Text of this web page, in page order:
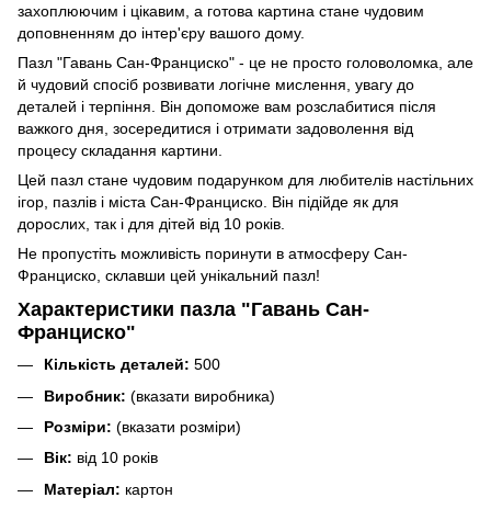
захоплюючим і цікавим, а готова картина стане чудовим
доповненням до інтер'єру вашого дому.
Пазл "Гавань Сан-Франциско" - це не просто головоломка, але
й чудовий спосіб розвивати логічне мислення, увагу до
деталей і терпіння. Він допоможе вам розслабитися після
важкого дня, зосередитися і отримати задоволення від
процесу складання картини.
Цей пазл стане чудовим подарунком для любителів настільних
ігор, пазлів і міста Сан-Франциско. Він підійде як для
дорослих, так і для дітей від 10 років.
Не пропустіть можливість поринути в атмосферу Сан-
Франциско, склавши цей унікальний пазл!
Характеристики пазла "Гавань Сан-
Франциско"
Кількість деталей: 500
Виробник: (вказати виробника)
Розміри: (вказати розміри)
Вік: від 10 років
Матеріал: картон